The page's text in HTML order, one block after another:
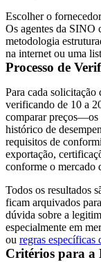
Escolher o
Os agentes da SINO
metodologia
na internet ou uma
Processo de
Para cada
verificando de 10 a
comparar preços—os
histórico de
requisitos de
exportação,
conforme o mercado
Todos os resultados
ficam arquivados
dúvida sobre a
especialmente em
ou regras específicas
Critérios para a